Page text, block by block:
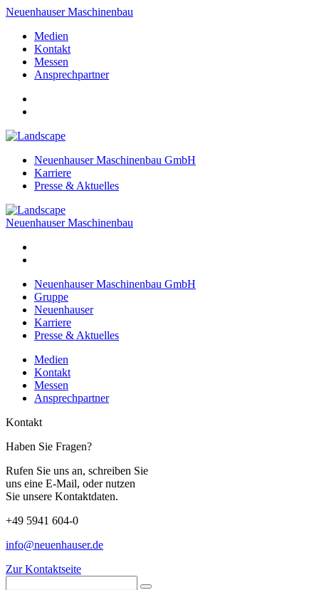
Neuenhauser Maschinenbau
Medien
Kontakt
Messen
Ansprechpartner
Neuenhauser Maschinenbau GmbH
Karriere
Presse & Aktuelles
Neuenhauser Maschinenbau
Neuenhauser Maschinenbau GmbH
Gruppe
Neuenhauser
Karriere
Presse & Aktuelles
Medien
Kontakt
Messen
Ansprechpartner
Kontakt
Haben Sie Fragen?
Rufen Sie uns an, schreiben Sie
uns eine E-Mail, oder nutzen
Sie unsere Kontaktdaten.
+49 5941 604-0
info@neuenhauser.de
Zur Kontaktseite